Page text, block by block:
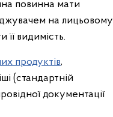
на лицьовому
видимість.
продуктів,
(стандартній
документації